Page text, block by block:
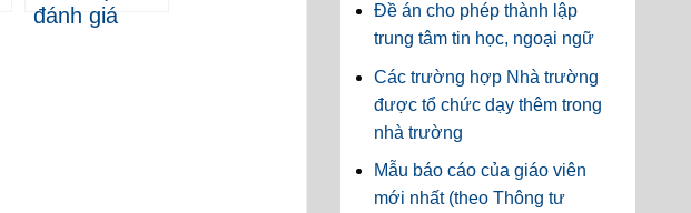
đánh giá
Đề án cho phép thành lập
trung tâm tin học, ngoại ngữ
Các trường hợp Nhà trường
được tổ chức dạy thêm trong
nhà trường
Mẫu báo cáo của giáo viên
mới nhất (theo Thông tư